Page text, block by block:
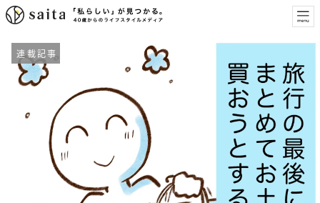
連載記事